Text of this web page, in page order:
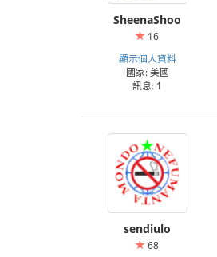
SheenaShoo
16
顯示個人資料
國家: 美國
訊息: 1
sendiulo
68